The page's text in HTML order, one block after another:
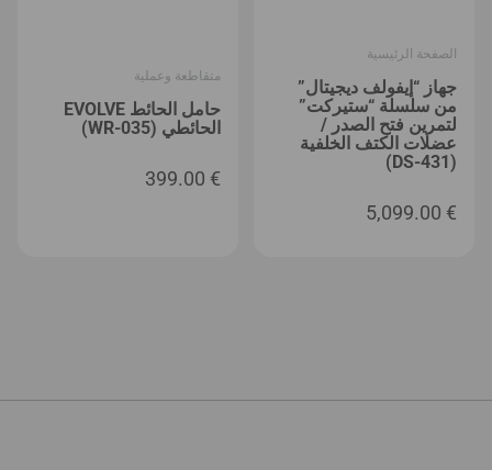
الصفحة الرئيسية
جهاز “إيفولف ديجيتال”
من سلسلة “ستيركت”
لتمرين فتح الصدر /
عضلات الكتف الخلفية
(DS-431)
5,099.00 €
متقاطعة وعملية
حامل الحائط EVOLVE
الحائطي (WR-035)
399.00 €